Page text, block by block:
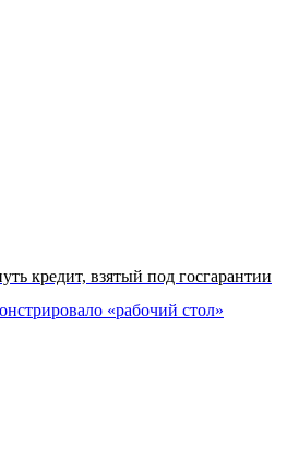
кредит, взятый под госгарантии